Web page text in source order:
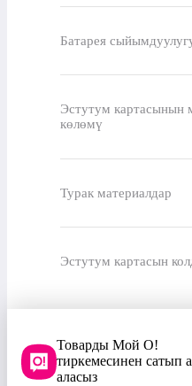
Батарея
Эстутум картасынын
көлөмү
Турак материалдар
Эстутум картасын
Товарды Мой О!
тиркемесинен сатып
аласыз